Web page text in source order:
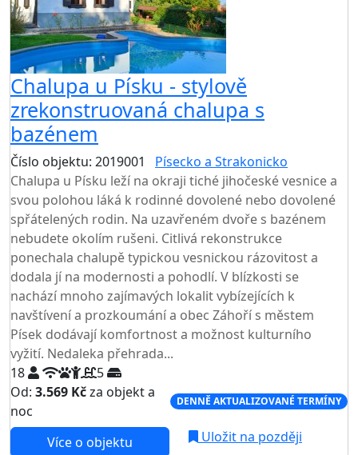
Chalupa u Písku - stylově
zrekonstruovaná chalupa s
bazénem
Číslo objektu: 2019001
Písecko a Strakonicko
Chalupa u Písku leží na okraji tiché jihočeské vesnice a
svou polohou láká k rodinné dovolené nebo dovolené
spřátelených rodin. Na uzavřeném dvoře s bazénem
nebudete okolím rušeni. Citlivá rekonstrukce
ponechala chalupě typickou vesnickou rázovitost a
dodala jí na modernosti a pohodlí. V blízkosti se
nachází mnoho zajímavých lokalit vybízejících k
navštívení a prozkoumání a obec Záhoří s městem
Písek dodávají komfortnost a možnost kulturního
vyžití. Nedaleka přehrada...
18
5
Od: 3.569 Kčza objekt a
noc
DENNĚ AKTUALIZOVANÉ TERMÍNY
Více o objektu Uložit na později